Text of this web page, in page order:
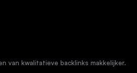
van kwalitatieve backlinks makkelijker.